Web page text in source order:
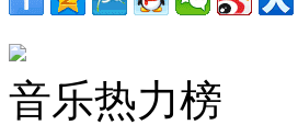
音乐热力榜